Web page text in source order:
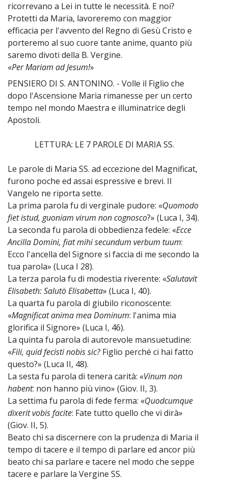
ricorrevano a Lei in tutte le necessità. E noi?
Protetti da Maria, lavoreremo con maggior
efficacia per l'avvento del Regno di Gesù Cristo e
porteremo al suo cuore tante anime, quanto più
saremo divoti della B. Vergine.
«Per Mariam ad Jesum!»
PENSIERO DI S. ANTONINO. - Volle il Figlio che
dopo l'Ascensione Maria rimanesse per un certo
tempo nel mondo Maestra e illuminatrice degli
Apostoli.
LETTURA: LE 7 PAROLE DI MARIA SS.
Le parole di Maria SS. ad eccezione del Magnificat,
furono poche ed assai espressive e brevi. Il
Vangelo ne riporta sette.
La prima parola fu di verginale pudore: «Quomodo
fiet istud, guoniam virum non cognosco?» (Luca I, 34).
La seconda fu parola di obbedienza fedele: «Ecce
Ancilla Domini, fiat mihi secundum verbum tuum:
Ecco l'ancella del Signore si faccia di me secondo la
tua parola» (Luca I 28).
La terza parola fu di modestia riverente: «Salutavit
Elisabeth: Salutò Elisabetta» (Luca I, 40).
La quarta fu parola di giubilo riconoscente:
«Magnificat anima mea Dominum: l'anima mia
glorifica il Signore» (Luca I, 46).
La quinta fu parola di autorevole mansuetudine:
«Fili, quid fecisti nobis sic?Figlio perché ci hai fatto
questo?» (Luca II, 48).
La sesta fu parola di tenera carità: «Vinum non
habent: non hanno più vino» (Giov. II, 3).
La settima fu parola di fede ferma: «Quodcumque
dixerit vobis facite: Fate tutto quello che vi dirà»
(Giov. II, 5).
Beato chi sa discernere con la prudenza di Maria il
tempo di tacere e il tempo di parlare ed ancor più
beato chi sa parlare e tacere nel modo che seppe
tacere e parlare la Vergine SS.